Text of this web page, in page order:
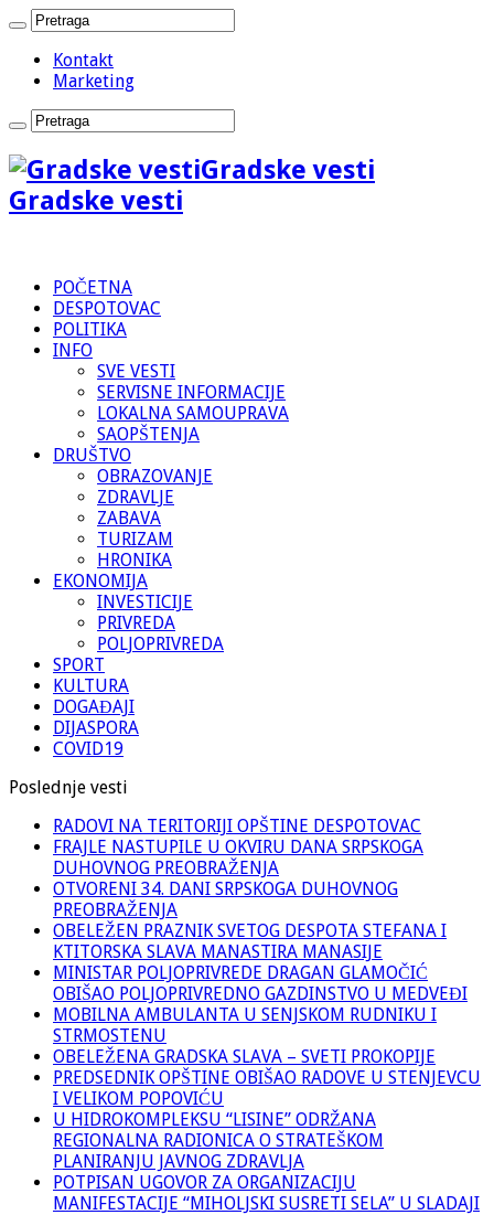
Kontakt
Marketing
Gradske vesti
Gradske vesti
POČETNA
DESPOTOVAC
POLITIKA
INFO
SVE VESTI
SERVISNE INFORMACIJE
LOKALNA SAMOUPRAVA
SAOPŠTENJA
DRUŠTVO
OBRAZOVANJE
ZDRAVLJE
ZABAVA
TURIZAM
HRONIKA
EKONOMIJA
INVESTICIJE
PRIVREDA
POLJOPRIVREDA
SPORT
KULTURA
DOGAĐAJI
DIJASPORA
COVID19
Poslednje vesti
RADOVI NA TERITORIJI OPŠTINE DESPOTOVAC
FRAJLE NASTUPILE U OKVIRU DANA SRPSKOGA
DUHOVNOG PREOBRAŽENJA
OTVORENI 34. DANI SRPSKOGA DUHOVNOG
PREOBRAŽENJA
OBELEŽEN PRAZNIK SVETOG DESPOTA STEFANA I
KTITORSKA SLAVA MANASTIRA MANASIJE
MINISTAR POLJOPRIVREDE DRAGAN GLAMOČIĆ
OBIŠAO POLJOPRIVREDNO GAZDINSTVO U MEDVEĐI
MOBILNA AMBULANTA U SENJSKOM RUDNIKU I
STRMOSTENU
OBELEŽENA GRADSKA SLAVA – SVETI PROKOPIJE
PREDSEDNIK OPŠTINE OBIŠAO RADOVE U STENJEVCU
I VELIKOM POPOVIĆU
U HIDROKOMPLEKSU “LISINE” ODRŽANA
REGIONALNA RADIONICA O STRATEŠKOM
PLANIRANJU JAVNOG ZDRAVLJA
POTPISAN UGOVOR ZA ORGANIZACIJU
MANIFESTACIJE “MIHOLJSKI SUSRETI SELA” U SLADAJI